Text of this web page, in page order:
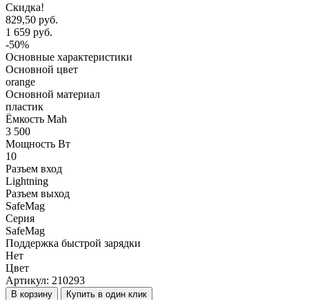
Скидка!
829,50 руб.
1 659 руб.
-50%
Основные характеристики
Основной цвет
orange
Основной материал
пластик
Ёмкость Mah
3 500
Мощность Вт
10
Разъем вход
Lightning
Разъем выход
SafeMag
Серия
SafeMag
Поддержка быстрой зарядки
Нет
Цвет
Артикул: 210293
В корзину Купить в один клик